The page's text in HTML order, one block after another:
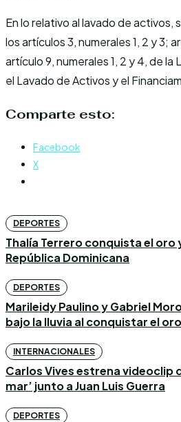
En lo relativo al lavado de activos,
los artículos 3, numerales 1, 2 y 3;
artículo 9, numerales 1, 2 y 4, de la
el Lavado de Activos y el
Comparte esto:
Facebook
X
DEPORTES
Thalía Terrero conquista el oro
República Dominicana
DEPORTES
Marileidy Paulino y Gabriel
bajo la lluvia al conquistar el oro
INTERNACIONALES
Carlos Vives estrena videoclip
mar’ junto a Juan Luis Guerra
DEPORTES